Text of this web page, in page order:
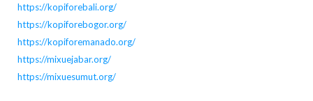
https://kopiforebali.org/
https://kopiforebogor.org/
https://kopiforemanado.org/
https://mixuejabar.org/
https://mixuesumut.org/